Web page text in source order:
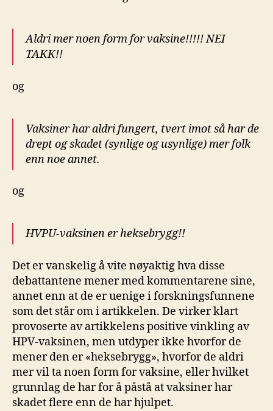
Aldri mer noen form for vaksine!!!!! NEI
TAKK!!
og
Vaksiner har aldri fungert, tvert imot så har de
drept og skadet (synlige og usynlige) mer folk
enn noe annet.
og
HVPU-vaksinen er heksebrygg!!
Det er vanskelig å vite nøyaktig hva disse
debattantene mener med kommentarene sine,
annet enn at de er uenige i forskningsfunnene
som det står om i artikkelen. De virker klart
provoserte av artikkelens positive vinkling av
HPV-vaksinen, men utdyper ikke hvorfor de
mener den er «heksebrygg», hvorfor de aldri
mer vil ta noen form for vaksine, eller hvilket
grunnlag de har for å påstå at vaksiner har
skadet flere enn de har hjulpet.